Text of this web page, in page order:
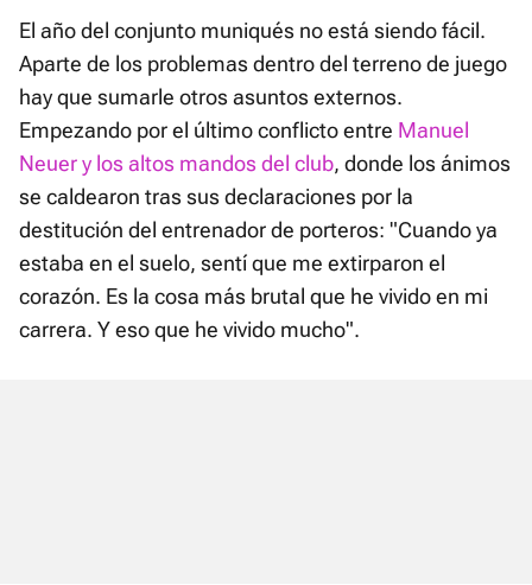
El año del conjunto muniqués no está siendo fácil.
Aparte de los problemas dentro del terreno de juego
hay que sumarle otros asuntos externos.
Empezando por el último conflicto entre Manuel
Neuer y los altos mandos del club, donde los ánimos
se caldearon tras sus declaraciones por la
destitución del entrenador de porteros: "Cuando ya
estaba en el suelo, sentí que me extirparon el
corazón. Es la cosa más brutal que he vivido en mi
carrera. Y eso que he vivido mucho".